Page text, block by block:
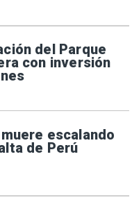
del Parque
con inversión
escalando
de Perú